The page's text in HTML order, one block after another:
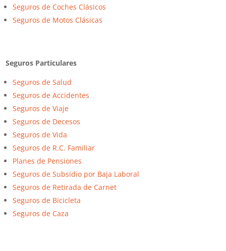
Seguros de Coches Clásicos
Seguros de Motos Clásicas
Seguros Particulares
Seguros de Salud
Seguros de Accidentes
Seguros de Viaje
Seguros de Decesos
Seguros de Vida
Seguros de R.C. Familiar
Planes de Pensiones
Seguros de Subsidio por Baja Laboral
Seguros de Retirada de Carnet
Seguros de Bicicleta
Seguros de Caza